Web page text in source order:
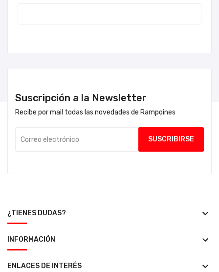
Suscripción a la Newsletter
Recibe por mail todas las novedades de Rampoines
¿TIENES DUDAS? keyboard_arrow_down
INFORMACIÓN keyboard_arrow_down
ENLACES DE INTERÉS keyboard_arrow_down